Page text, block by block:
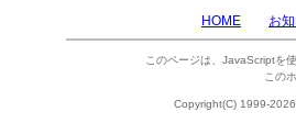
HOME お
このページは、JavaScriptを
この
Copyright(C) 1999-